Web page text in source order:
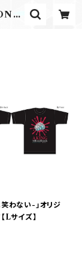
わない-」オリジ
Lサイズ】